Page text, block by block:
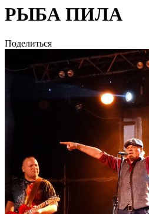
РЫБА ПИЛА
Поделиться